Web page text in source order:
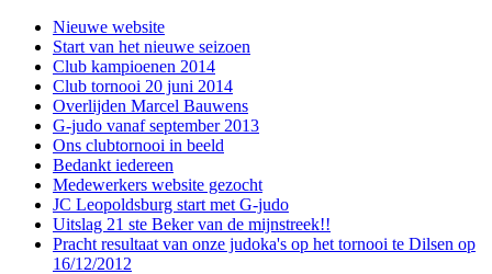
Nieuwe website
Start van het nieuwe seizoen
Club kampioenen 2014
Club tornooi 20 juni 2014
Overlijden Marcel Bauwens
G-judo vanaf september 2013
Ons clubtornooi in beeld
Bedankt iedereen
Medewerkers website gezocht
JC Leopoldsburg start met G-judo
Uitslag 21 ste Beker van de mijnstreek!!
Pracht resultaat van onze judoka's op het tornooi te Dilsen op
16/12/2012